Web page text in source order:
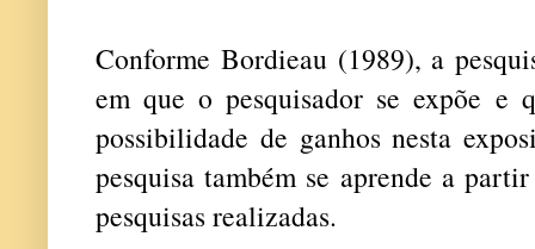
Conforme Bordieau (1989), a
em que o pesquisador se expõe e
possibilidade de ganhos nesta
pesquisa também se aprende a
pesquisas realizadas.